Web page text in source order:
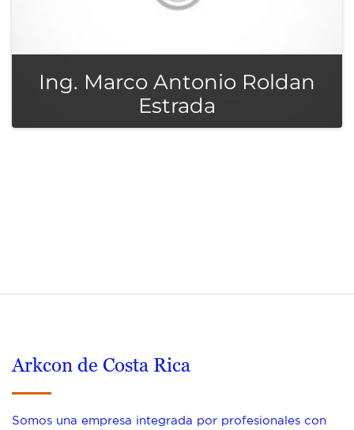
Ing. Marco Antonio Roldan
Estrada
Arkcon de Costa Rica
Somos una empresa integrada por profesionales con